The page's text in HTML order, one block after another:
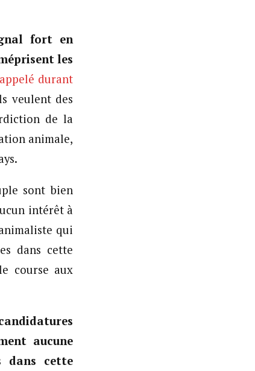
fort en
les
durant
veulent des
de la
animale,
sont bien
intérêt à
qui
dans cette
course aux
aucune
dans cette